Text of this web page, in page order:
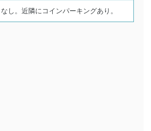
なし。近隣にコインパーキングあり。